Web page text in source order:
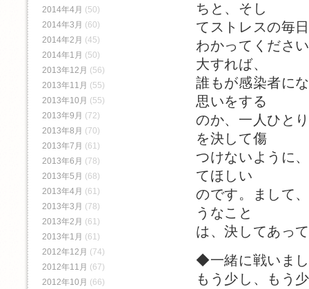
ちと、そし
てストレスの毎
わかってくださ
大すれば、
誰もが感染者に
思いをする
のか、一人ひと
を決して傷
つけないように
てほしい
のです。まして
うなこと
は、決してあっ
◆一緒に戦いま
もう少し、もう
2014年4月 (50)
2014年3月 (60)
2014年2月 (45)
2014年1月 (50)
2013年12月 (56)
2013年11月 (55)
2013年10月 (55)
2013年9月 (72)
2013年8月 (70)
2013年7月 (61)
2013年6月 (78)
2013年5月 (68)
2013年4月 (61)
2013年3月 (78)
2013年2月 (61)
2013年1月 (61)
2012年12月 (74)
2012年11月 (67)
2012年10月 (66)